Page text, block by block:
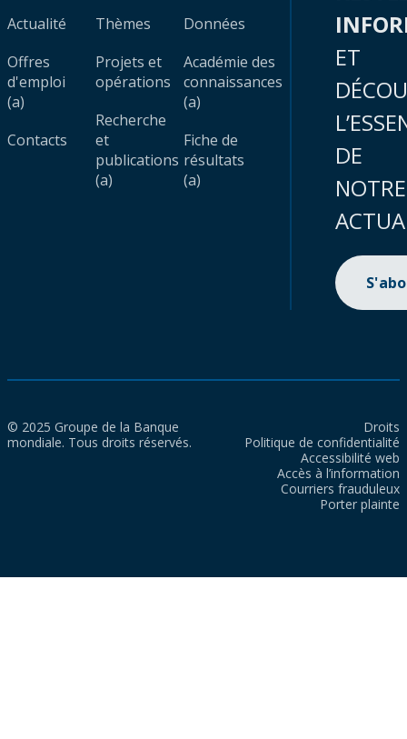
Actualité
Offres
d'emploi
(a)
Contacts
Thèmes
Projets et
opérations
Recherche
et
publications
(a)
Données
Académie des
connaissances
(a)
Fiche de
résultats
(a)
ET
DE
NOTRE
© 2025 Groupe de la Banque
mondiale. Tous droits réservés.
Droits
Politique de confidentialité
Accessibilité web
Accès à l’information
Courriers frauduleux
Porter plainte